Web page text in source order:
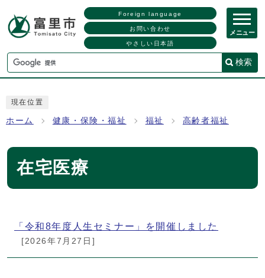
Foreign language
お問い合わせ
やさしい日本語
検索
メニュー
現在位置
ホーム 健康・保険・福祉 福祉 高齢者福祉
在宅医療
メインメニュー
「令和8年度人生セミナー」を開催しました
[2026年7月27日]